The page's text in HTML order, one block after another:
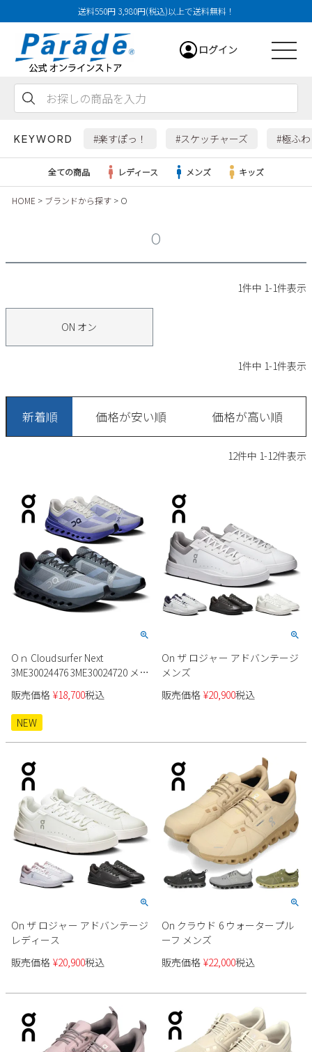
送料550円 3,980円(税込)以上で送料無料！
ログイン
KEYWORD #楽すぽっ！ #スケッチャーズ #極ふ
スニーカー
カジュアルシューズ
ワークシューズ
ブーツ
ウェア
SKECHERS
moz
new balance
puma
すべての商品
レインシューズ
スニーカー
ローファー
カジュアルシューズ
ワークシューズ
ブーツ
Parade
SKECHERS
EDWIN
new balance
キッズ
サンダル
スクール
フォーマル
ブーツ
SKECHERS
new balance
asics
メンズ新入荷
キッズ新入荷
SALE
レディースSALE
メンズSALE
キッズSALE
すべての商品
リュック
ボディバッグ
ビジネスバッグ
トートバッグ
ショルダーバッグ
財布
雑貨
すべての商品
ケア用品
詳細検索
店舗一覧
ご利用ガイド
会員サービス
営業日カレンダー
休業日 お問い合わせ窓口休業日
16
17 18 19 20 21
22
25 28
29
31
全ての商品 レディース メンズ キッズ
HOME ブランドから探す O
O
1件中 1-1件表示
ON オン
1件中 1-1件表示
新着順 価格が安い順 価格が高い順
12件中 1-12件表示
Oｎ Cloudsurfer Next
3ME30024476 3ME30024720 メン
ズ スニーカー
販売価格 ¥18,700税込
NEW
On ザ ロジャー アドバンテージ
メンズ
販売価格 ¥20,900税込
On ザ ロジャー アドバンテージ
レディース
販売価格 ¥20,900税込
On クラウド 6 ウォータープル
ーフ メンズ
販売価格 ¥22,000税込